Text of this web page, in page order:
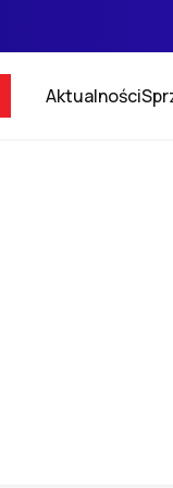
Aktualności